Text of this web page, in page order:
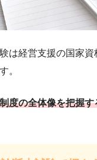
は経営支援の国家資
。
度の全体像を把握す